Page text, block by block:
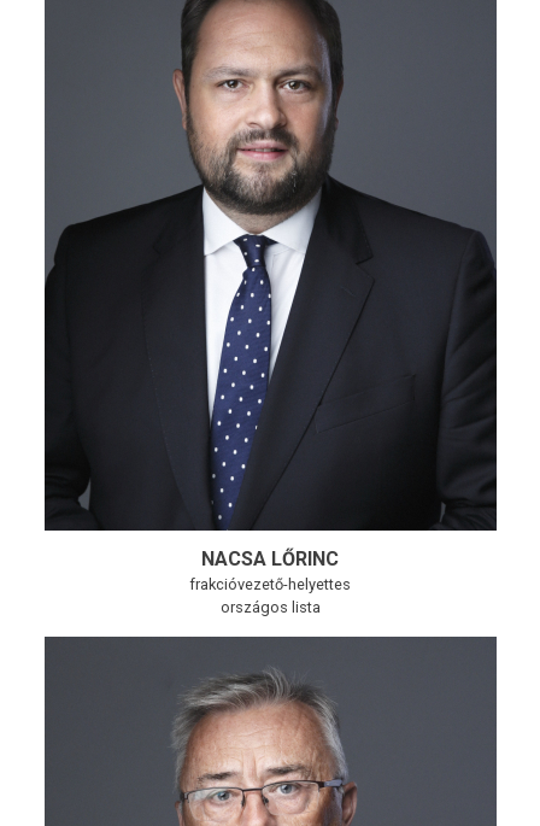
NACSA LŐRINC
frakcióvezető-helyettes
országos lista